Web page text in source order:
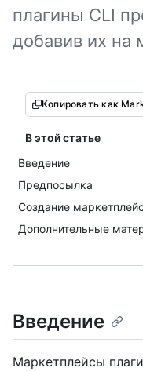
плагины CLI
добавив их на
Копировать как
В этой статье
Введение
Предпосылка
Создание
Дополнительные
Введение
Маркетплейсы